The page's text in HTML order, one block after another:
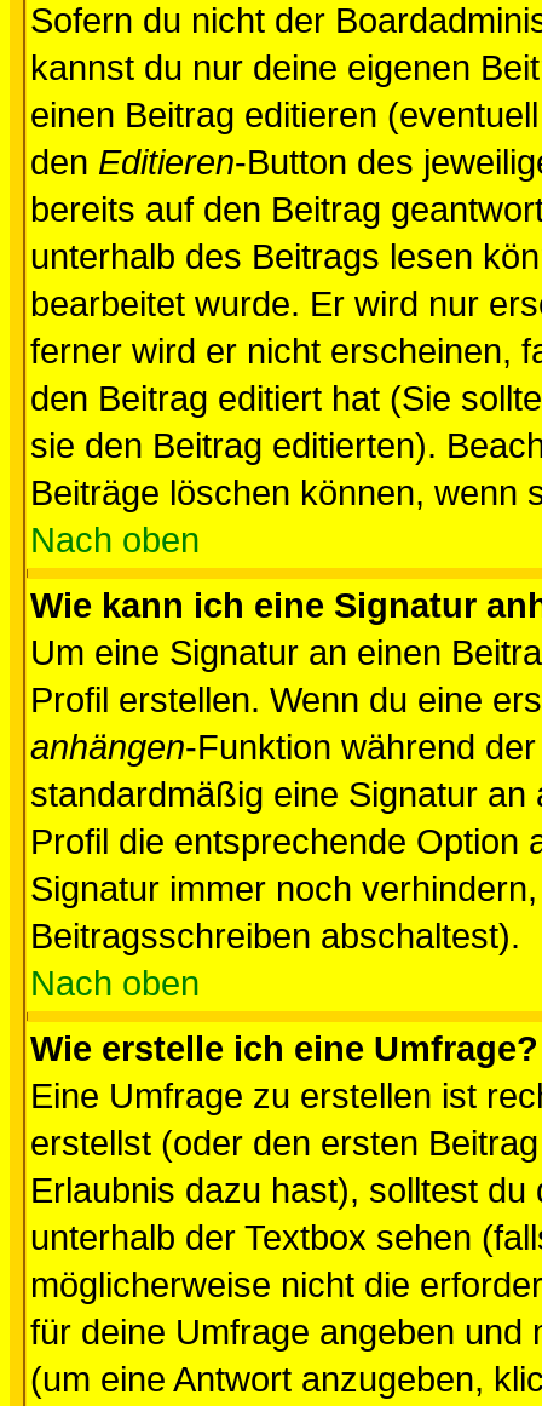
Sofern du nicht der
kannst du nur deine eigenen
einen Beitrag editieren
den Editieren-Button des
bereits auf den Beitrag
unterhalb des Beitrags lesen
bearbeitet wurde. Er wird nur
ferner wird er nicht erscheinen,
den Beitrag editiert hat (Sie
sie den Beitrag editierten).
Beiträge löschen können, wenn
Nach oben
Wie kann ich eine Signatur
Um eine Signatur an einen
Profil erstellen. Wenn du eine
anhängen-Funktion während
standardmäßig eine Signatur
Profil die entsprechende Option
Signatur immer noch
Beitragsschreiben abschaltest).
Nach oben
Wie erstelle ich eine Umfrage?
Eine Umfrage zu erstellen ist
erstellst (oder den ersten
Erlaubnis dazu hast), solltest
unterhalb der Textbox sehen
möglicherweise nicht die
für deine Umfrage angeben und
(um eine Antwort anzugeben,